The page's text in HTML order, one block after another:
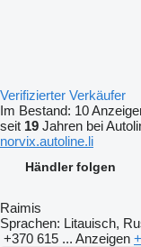
Verifizierter Verkäufer
Im Bestand: 10
seit 19 Jahren bei
norvix.autoline.li
Händler folgen
Raimis
Sprachen: Litauisch,
+370 615 ... Anzeigen